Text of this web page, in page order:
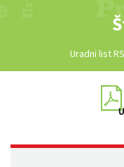
Uradni list